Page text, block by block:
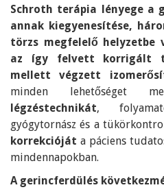
Schroth terápia lényege a
annak kiegyenesítése,
törzs megfelelő helyzetbe
az így felvett korrigált
mellett végzett
minden lehetőséget
légzéstechnikát,
gyógytornász és a
korrekcióját a páciens
mindennapokban.
A gerincferdülés